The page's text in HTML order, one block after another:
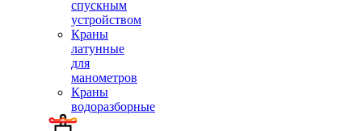
спускным
устройством
Краны
латунные
для
манометров
Краны
водоразборные